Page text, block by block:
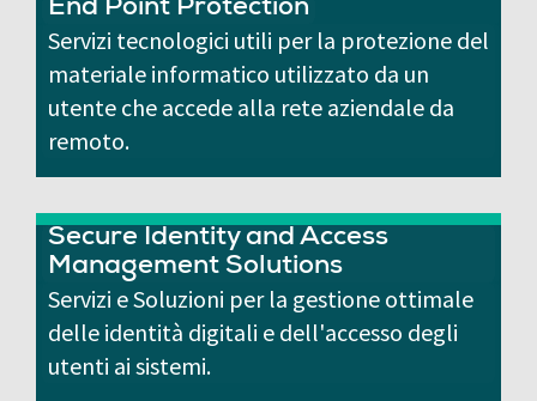
End Point Protection
Servizi tecnologici utili per la protezione del
materiale informatico utilizzato da un
utente che accede alla rete aziendale da
remoto.
Secure Identity and Access
Management Solutions
Servizi e Soluzioni per la gestione ottimale
delle identità digitali e dell'accesso degli
utenti ai sistemi.